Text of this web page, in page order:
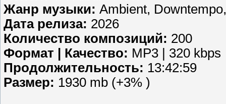
Жанр музыки: Ambient,
Дата релиза: 2026
Количество композиций: 200
Формат | Качество: MP3 | 320 kbps
Продолжительность: 13:42:59
Размер: 1930 mb (+3% )